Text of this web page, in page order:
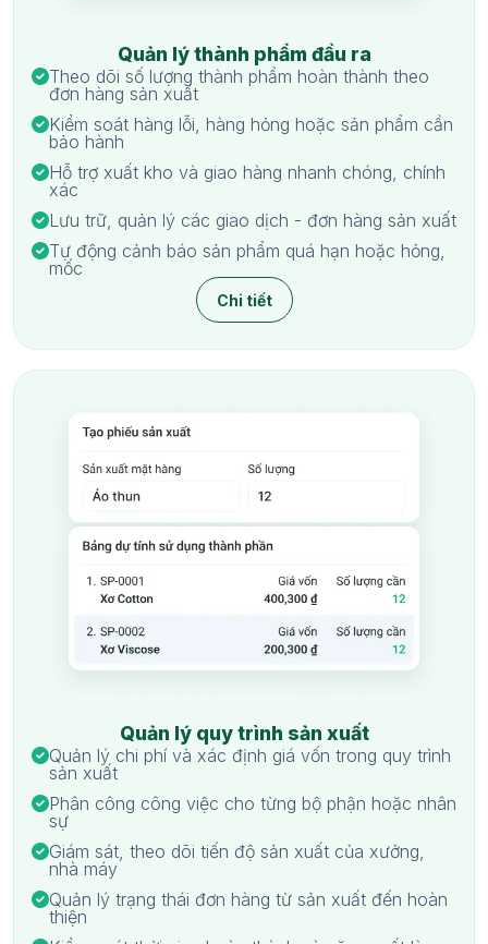
Quản lý thành phẩm đầu ra
Theo dõi số lượng thành phẩm hoàn thành theo
đơn hàng sản xuất
Kiểm soát hàng lỗi, hàng hỏng hoặc sản phẩm cần
bảo hành
Hỗ trợ xuất kho và giao hàng nhanh chóng, chính
xác
Lưu trữ, quản lý các giao dịch - đơn hàng sản xuất
Tự động cảnh báo sản phẩm quá hạn hoặc hỏng,
mốc
Chi tiết
Quản lý quy trình sản xuất
Quản lý chi phí và xác định giá vốn trong quy trình
sản xuất
Phân công công việc cho từng bộ phận hoặc nhân
sự
Giám sát, theo dõi tiến độ sản xuất của xưởng,
nhà máy
Quản lý trạng thái đơn hàng từ sản xuất đến hoàn
thiện